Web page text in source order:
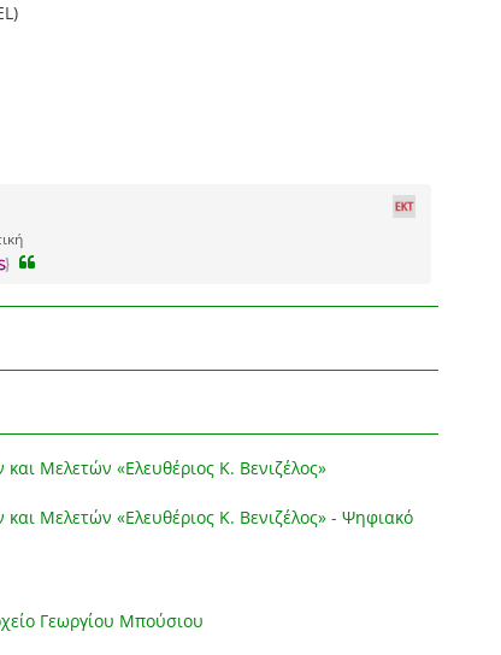
Μελετών «Ελευθέριος Κ. Βενιζέλος»
Μελετών «Ελευθέριος Κ. Βενιζέλος» - Ψηφιακό
Γεωργίου Μπούσιου